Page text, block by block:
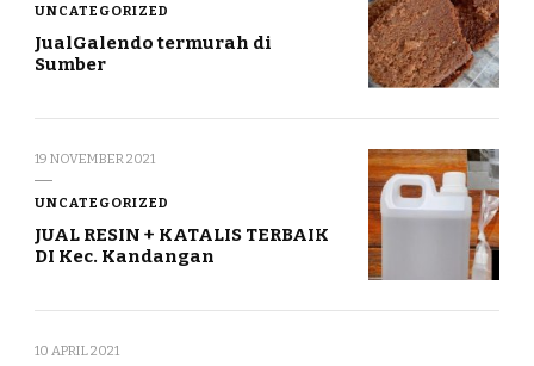
UNCATEGORIZED
JualGalendo termurah di
Sumber
19 NOVEMBER 2021
UNCATEGORIZED
JUAL RESIN + KATALIS TERBAIK
DI Kec. Kandangan
10 APRIL 2021